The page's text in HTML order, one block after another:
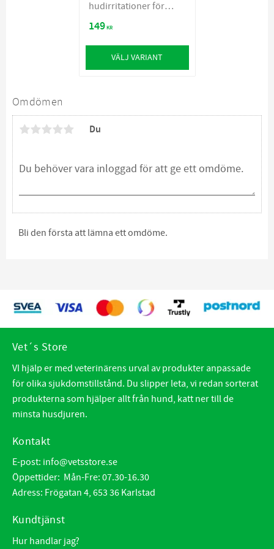
Omdömen
Du
Bli den första att lämna ett omdöme.
hudirritationer för
149KR
VÄLJ VARIANT
Vet´s Store
VI hjälp er med veterinärens urval av produkter anpassade
för olika sjukdomstillstånd. Du slipper leta, vi redan sorterat
produkterna som hjälper allt från hund, katt ner till de
minsta husdjuren.
Kontakt
E-post: info@vetsstore.se
Öppettider: Mån-Fre: 07.30-16.30
Adress: Frögatan 4, 653 36 Karlstad
Kundtjänst
Hur handlar jag?